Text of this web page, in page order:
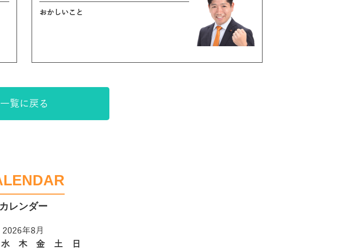
おかしいこと
一覧に戻る
2026年8月
水 木 金 土
日